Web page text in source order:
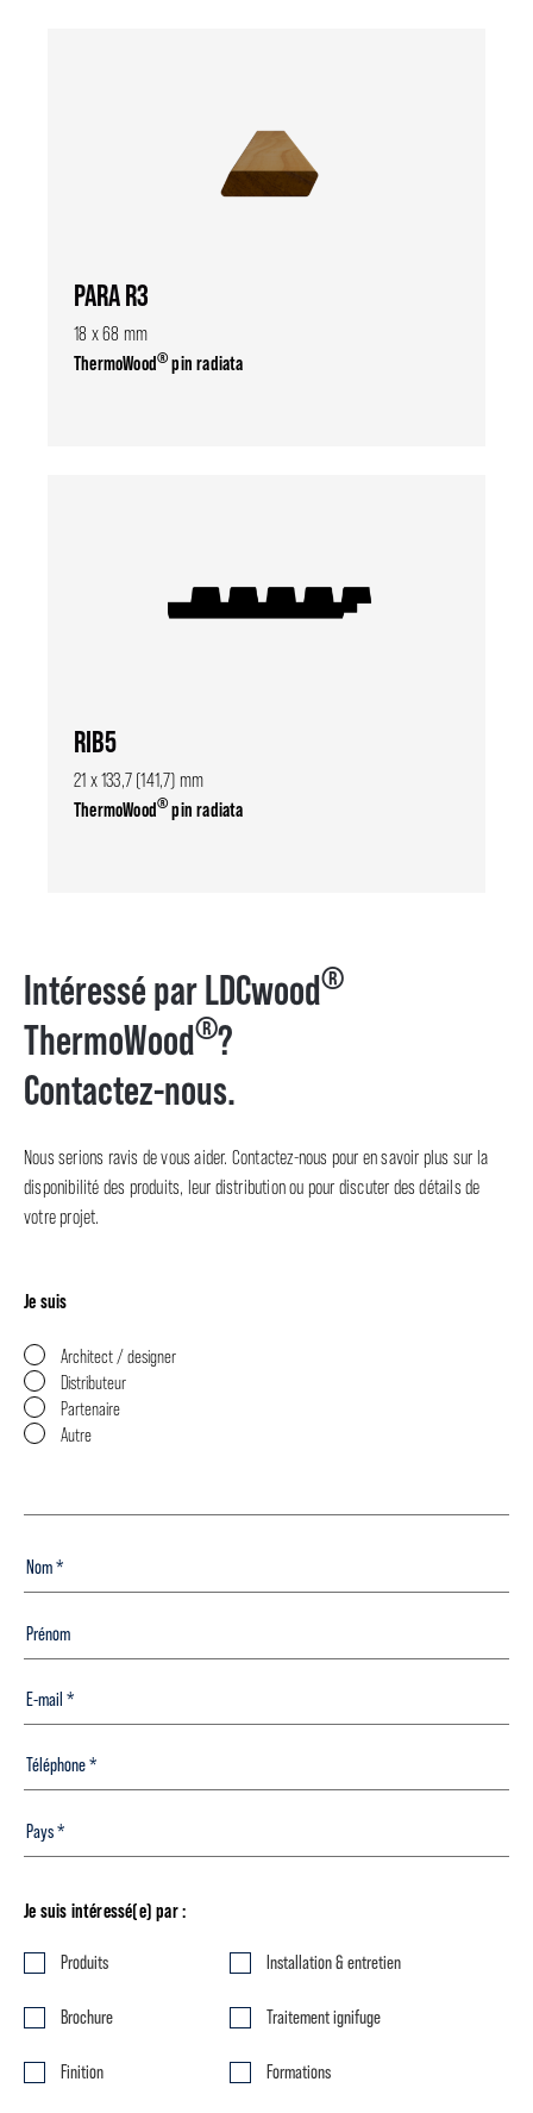
PARA R3
18 x 68 mm
ThermoWood®pin radiata
RIB5
21 x 133,7 (141,7) mm
ThermoWood®pin radiata
Intéressé par LDCwood®
ThermoWood®?
Contactez-nous.
Nous serions ravis de vous aider. Contactez-nous pour en savoir plus sur la
disponibilité des produits, leur distribution ou pour discuter des détails de
votre projet.
Je suis
Architect / designer
Distributeur
Partenaire
Autre
Je suis intéressé(e) par :
Produits Installation & entretien
Brochure Traitement ignifuge
Finition Formations